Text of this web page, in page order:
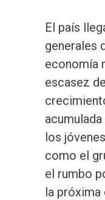
El país
generales
economía
escasez
los
como el
el rumbo
la próxima